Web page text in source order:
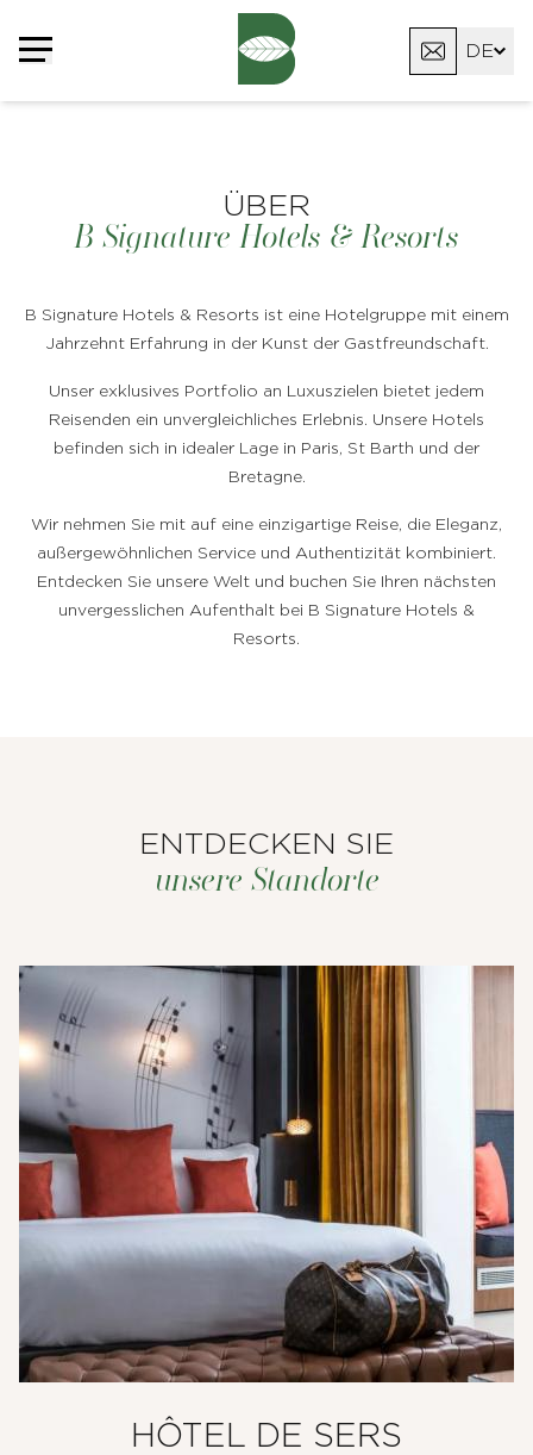
DE
FR
ÜBER
B Signature Hotels & Resorts
B Signature Hotels & Resorts ist eine Hotelgruppe mit einem
Jahrzehnt Erfahrung in der Kunst der Gastfreundschaft.
Unser exklusives Portfolio an Luxuszielen bietet jedem
Reisenden ein unvergleichliches Erlebnis. Unsere Hotels
befinden sich in idealer Lage in Paris, St Barth und der
Bretagne.
Wir nehmen Sie mit auf eine einzigartige Reise, die Eleganz,
außergewöhnlichen Service und Authentizität kombiniert.
Entdecken Sie unsere Welt und buchen Sie Ihren nächsten
unvergesslichen Aufenthalt bei B Signature Hotels &
Resorts.
ENTDECKEN SIE
unsere Standorte
HÔTEL DE SERS